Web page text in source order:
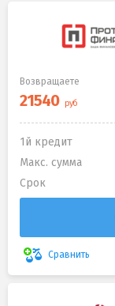
Возвращаете
1й кредит
Макс. сумма
Срок
Сравнить